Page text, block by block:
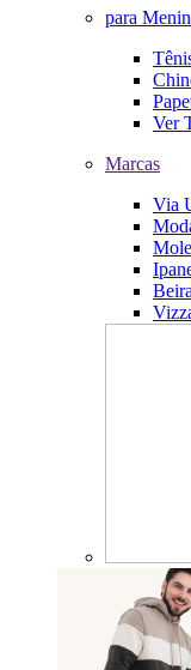
para
Ver
Marcas
Via